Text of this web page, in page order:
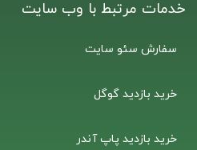
خدمات مرتبط با وب سایت
سفارش سئو سایت
خرید بازدید گوگل
خرید بازدید پاپ آندر